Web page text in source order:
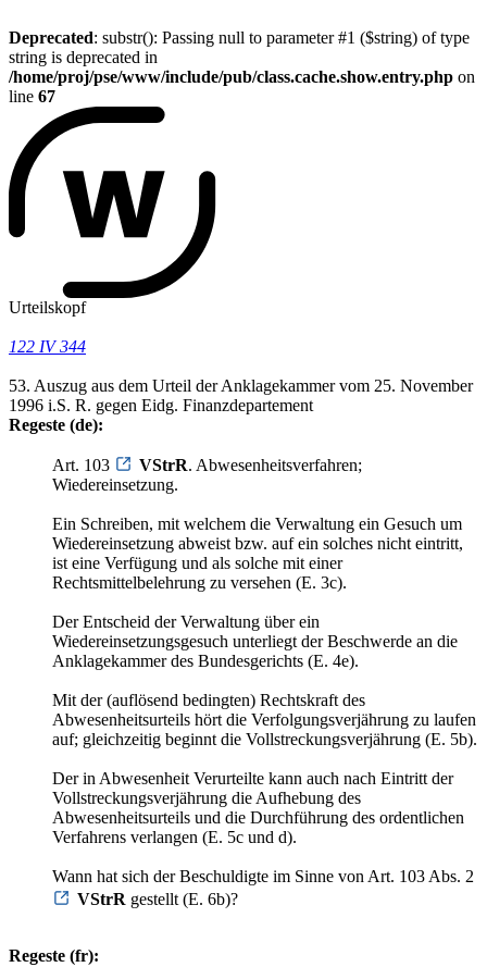
Deprecated: substr(): Passing null to parameter #1 ($string) of type
string is deprecated in
/home/proj/pse/www/include/pub/class.cache.show.entry.php on
line 67
Urteilskopf
122 IV 344
53. Auszug aus dem Urteil der Anklagekammer vom 25. November
1996 i.S. R. gegen Eidg. Finanzdepartement
Regeste (de):
Art. 103 VStrR. Abwesenheitsverfahren;
Wiedereinsetzung.
Ein Schreiben, mit welchem die Verwaltung ein Gesuch um
Wiedereinsetzung abweist bzw. auf ein solches nicht eintritt,
ist eine Verfügung und als solche mit einer
Rechtsmittelbelehrung zu versehen (E. 3c).
Der Entscheid der Verwaltung über ein
Wiedereinsetzungsgesuch unterliegt der Beschwerde an die
Anklagekammer des Bundesgerichts (E. 4e).
Mit der (auflösend bedingten) Rechtskraft des
Abwesenheitsurteils hört die Verfolgungsverjährung zu laufen
auf; gleichzeitig beginnt die Vollstreckungsverjährung (E. 5b).
Der in Abwesenheit Verurteilte kann auch nach Eintritt der
Vollstreckungsverjährung die Aufhebung des
Abwesenheitsurteils und die Durchführung des ordentlichen
Verfahrens verlangen (E. 5c und d).
Wann hat sich der Beschuldigte im Sinne von Art. 103 Abs. 2
VStrR gestellt (E. 6b)?
Regeste (fr):